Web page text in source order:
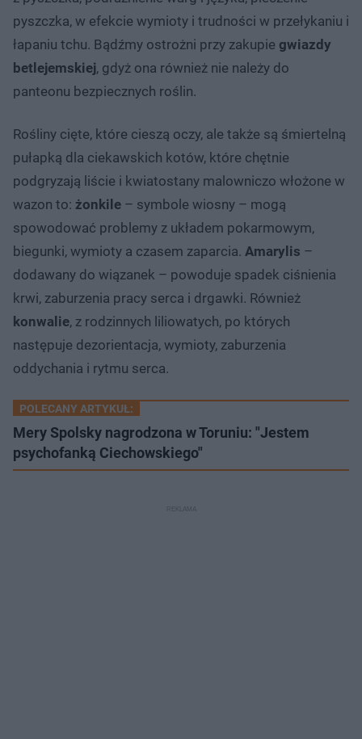
pyszczka, w efekcie wymioty i trudności w przełykaniu i
łapaniu tchu. Bądźmy ostrożni przy zakupie gwiazdy
betlejemskiej, gdyż ona również nie należy do
panteonu bezpiecznych roślin.
Rośliny cięte, które cieszą oczy, ale także są śmiertelną
pułapką dla ciekawskich kotów, które chętnie
podgryzają liście i kwiatostany malowniczo włożone w
wazon to: żonkile – symbole wiosny – mogą
spowodować problemy z układem pokarmowym,
biegunki, wymioty a czasem zaparcia. Amarylis –
dodawany do wiązanek – powoduje spadek ciśnienia
krwi, zaburzenia pracy serca i drgawki. Również
konwalie, z rodzinnych liliowatych, po których
następuje dezorientacja, wymioty, zaburzenia
oddychania i rytmu serca.
POLECANY ARTYKUŁ:
Mery Spolsky nagrodzona w Toruniu: "Jestem
psychofanką Ciechowskiego"